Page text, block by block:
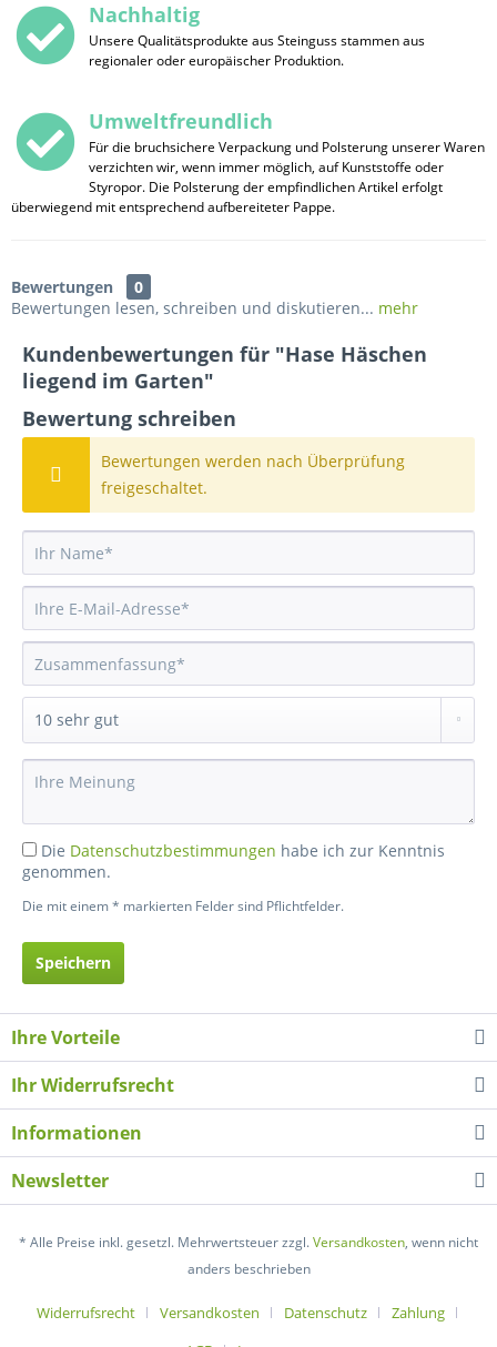
Nachhaltig
Unsere Qualitätsprodukte aus Steinguss stammen aus
regionaler oder europäischer Produktion.
Umweltfreundlich
Für die bruchsichere Verpackung und Polsterung unserer Waren
verzichten wir, wenn immer möglich, auf Kunststoffe oder
Styropor. Die Polsterung der empfindlichen Artikel erfolgt
überwiegend mit entsprechend aufbereiteter Pappe.
Bewertungen
0
Bewertungen lesen, schreiben und diskutieren... mehr
Kundenbewertungen für "Hase Häschen
liegend im Garten"
Bewertung schreiben
Bewertungen werden nach Überprüfung
freigeschaltet.
Die Datenschutzbestimmungen habe ich zur Kenntnis
genommen.
Die mit einem * markierten Felder sind Pflichtfelder.
Speichern
Ihre Vorteile
Ihr Widerrufsrecht
Informationen
Newsletter
* Alle Preise inkl. gesetzl. Mehrwertsteuer zzgl.Versandkosten, wenn nicht
anders beschrieben
Widerrufsrecht Versandkosten Datenschutz
Zahlung